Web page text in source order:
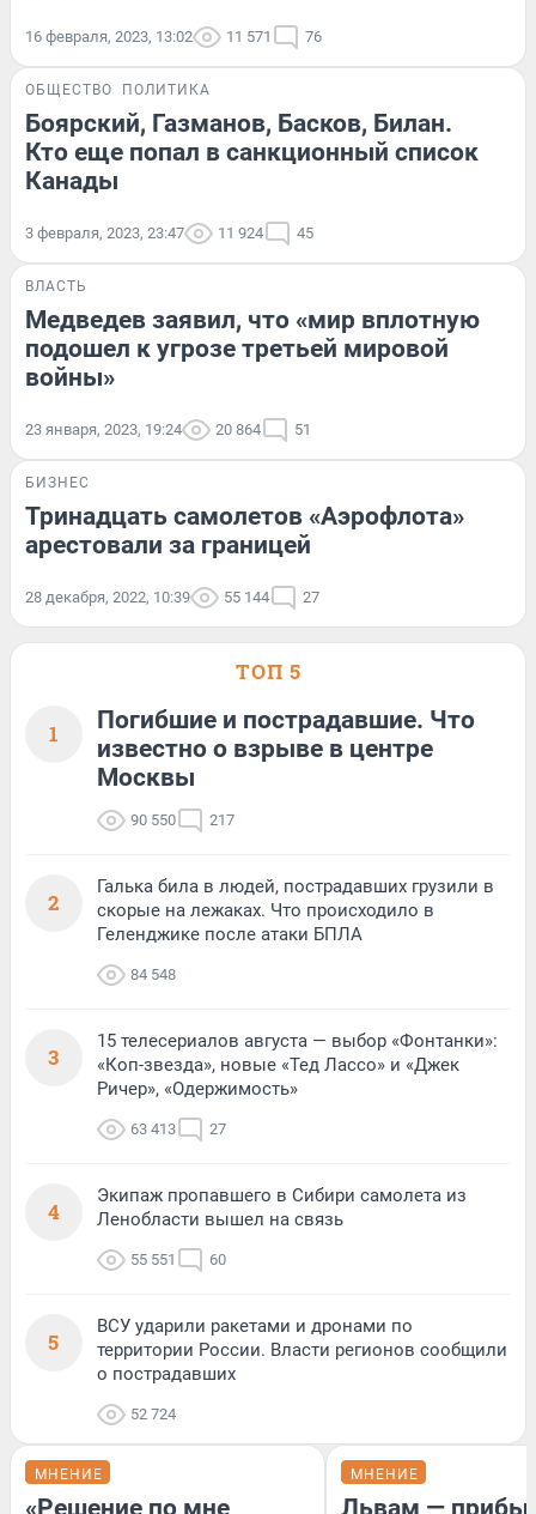
16 февраля, 2023, 13:02 11 571 76
ОБЩЕСТВО ПОЛИТИКА
Боярский, Газманов, Басков, Билан.
Кто еще попал в санкционный список
Канады
3 февраля, 2023, 23:47 11 924 45
ВЛАСТЬ
Медведев заявил, что «мир вплотную
подошел к угрозе третьей мировой
войны»
23 января, 2023, 19:24 20 864 51
БИЗНЕС
Тринадцать самолетов «Аэрофлота»
арестовали за границей
28 декабря, 2022, 10:39 55 144 27
ТОП 5
1
Погибшие и пострадавшие. Что
известно о взрыве в центре
Москвы
90 550 217
2
Галька била в людей, пострадавших грузили в
скорые на лежаках. Что происходило в
Геленджике после атаки БПЛА
84 548
3
15 телесериалов августа — выбор «Фонтанки»:
«Коп-звезда», новые «Тед Лассо» и «Джек
Ричер», «Одержимость»
63 413 27
4
Экипаж пропавшего в Сибири самолета из
Ленобласти вышел на связь
55 551 60
5
ВСУ ударили ракетами и дронами по
территории России. Власти регионов сообщили
о пострадавших
52 724
МНЕНИЕ
«Решение по мне
МНЕНИЕ
Львам —